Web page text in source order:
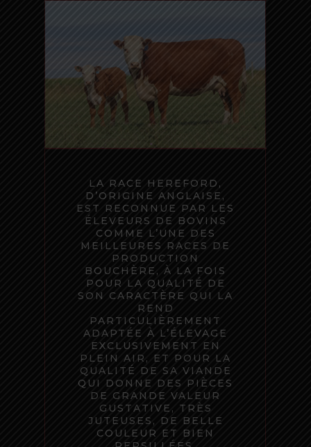
LA RACE HEREFORD,
D’ORIGINE ANGLAISE,
EST RECONNUE PAR LES
ÉLEVEURS DE BOVINS
COMME L’UNE DES
MEILLEURES RACES DE
PRODUCTION
BOUCHÈRE, À LA FOIS
POUR LA QUALITÉ DE
SON CARACTÈRE QUI LA
REND
PARTICULIÈREMENT
ADAPTÉE À L’ÉLEVAGE
EXCLUSIVEMENT EN
PLEIN AIR, ET POUR LA
QUALITÉ DE SA VIANDE
QUI DONNE DES PIÈCES
DE GRANDE VALEUR
GUSTATIVE, TRÈS
JUTEUSES, DE BELLE
COULEUR ET BIEN